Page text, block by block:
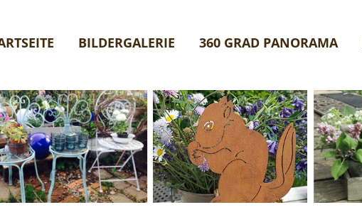
BILDERGALERIE 360 GRAD PANORAMA